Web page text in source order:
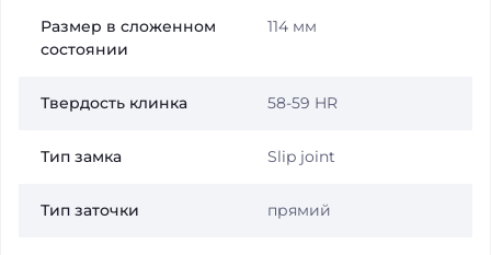
Размер в сложенном
состоянии
114 мм
Твердость клинка 58-59 HR
Тип замка Slip joint
Тип заточки прямий